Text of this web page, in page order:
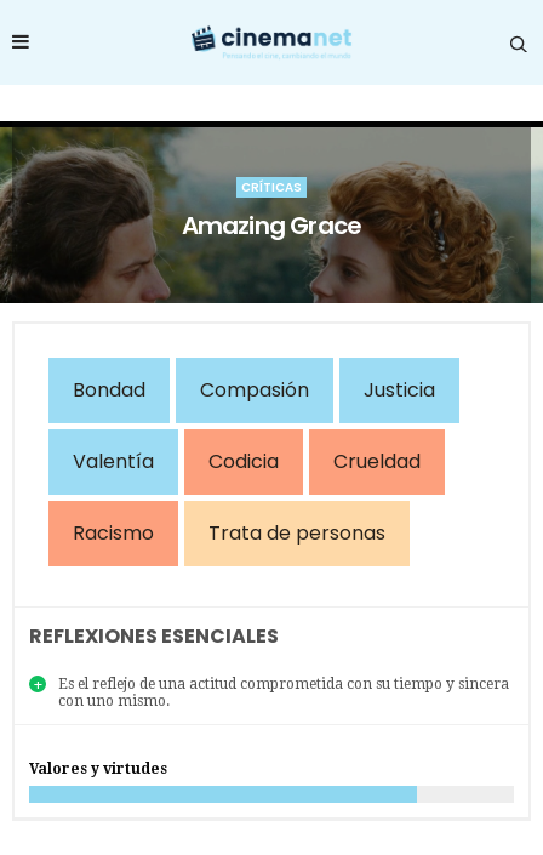
CRÍTICAS
Amazing Grace
Bondad Compasión Justicia
Valentía Codicia Crueldad
Racismo Trata de personas
REFLEXIONES ESENCIALES
Es el reflejo de una actitud comprometida con su tiempo y sincera
con uno mismo.
Valores y virtudes